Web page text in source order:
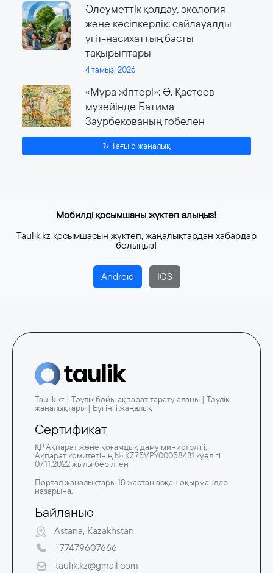
Әлеуметтік қолдау, экология
және кәсіпкерлік: сайлауалды
үгіт-насихаттың басты
тақырыптары
4 тамыз, 2026
«Мұра жіптері»: Ә. Қастеев
музейінде Батима
Заурбекованың гобелен
өнеріне арналған ауқымды
көрме өтеді
↻ Тағы 5 жаңалық
Мобилді қосымшаны жүктеп алыңыз!
Taulik.kz қосымшасын жүктеп, жаңалықтардан хабардар
болыңыз!
Android IOS
Taulik.kz | Тәулік бойы ақпарат тарату алаңы | Тәулік
жаңалықтары | Бүгінгі жаңалық
Сертификат
ҚР Ақпарат және қоғамдық даму министрлігі,
Ақпарат комитетінің № KZ75VPY00058431 куәлігі
07.11.2022 жылы берілген
Портал жаңалықтары 18 жастан асқан оқырмандар
назарына.
Байланыс
Astana, Kazakhstan
+77479607666
taulik.kz@gmail.com